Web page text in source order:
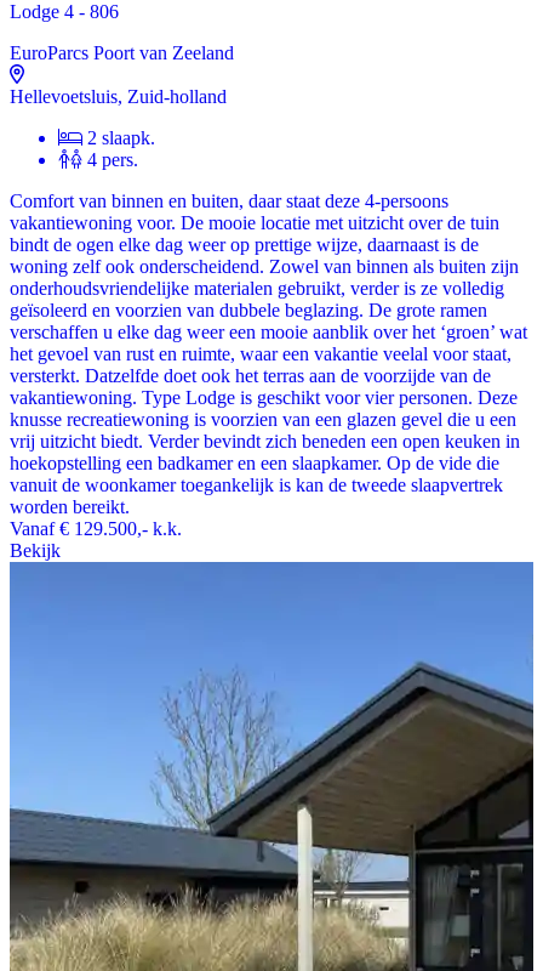
Lodge 4 - 806
EuroParcs Poort van Zeeland
Hellevoetsluis, Zuid-holland
2 slaapk.
4 pers.
Comfort van binnen en buiten, daar staat deze 4-persoons
vakantiewoning voor. De mooie locatie met uitzicht over de tuin
bindt de ogen elke dag weer op prettige wijze, daarnaast is de
woning zelf ook onderscheidend. Zowel van binnen als buiten zijn
onderhoudsvriendelijke materialen gebruikt, verder is ze volledig
geïsoleerd en voorzien van dubbele beglazing. De grote ramen
verschaffen u elke dag weer een mooie aanblik over het ‘groen’ wat
het gevoel van rust en ruimte, waar een vakantie veelal voor staat,
versterkt. Datzelfde doet ook het terras aan de voorzijde van de
vakantiewoning. Type Lodge is geschikt voor vier personen. Deze
knusse recreatiewoning is voorzien van een glazen gevel die u een
vrij uitzicht biedt. Verder bevindt zich beneden een open keuken in
hoekopstelling een badkamer en een slaapkamer. Op de vide die
vanuit de woonkamer toegankelijk is kan de tweede slaapvertrek
worden bereikt.
Vanaf € 129.500,- k.k.
Bekijk